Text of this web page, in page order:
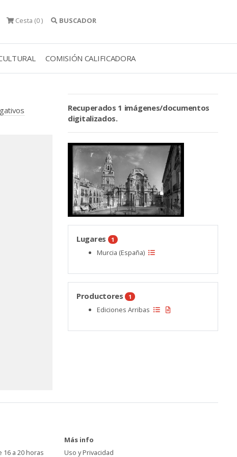
Cesta (0 ) BUSCADOR
COMISIÓN CALIFICADORA
Recuperados 1 imágenes/documentos
digitalizados.
Lugares 1
Murcia (España)
Productores 1
Ediciones Arribas
16 a 20 horas
Más info
Uso y Privacidad